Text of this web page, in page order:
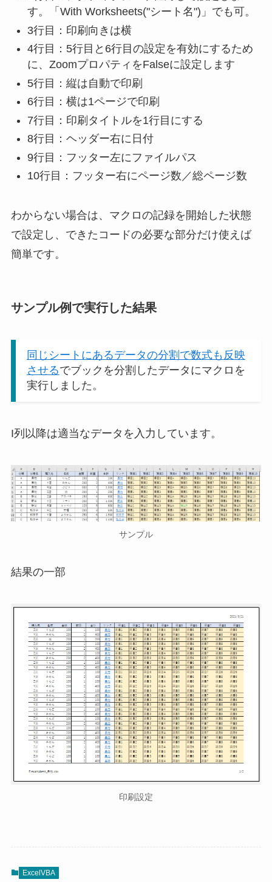
す。「With Worksheets("シート名")」でも可。
3行目：印刷向きは横
4行目：5行目と6行目の設定を有効にするため
に、ZoomプロパティをFalseに設定します
5行目：縦は自動で印刷
6行目：横は1ページで印刷
7行目：印刷タイトルを1行目にする
8行目：ヘッダー右に日付
9行目：フッター左にファイルパス
10行目：フッター右にページ数／総ページ数
わからない場合は、マクロの記録を開始した状態
で設定し、できたコードの必要な部分だけ使えば
簡単です。
サンプル例で実行した結果
同じシートにあるデータの分割で数式も反映
させるでブックを分割したデータにマクロを
実行しました。
I列以降は適当なデータを入力しています。
サンプル
結果の一部
印刷設定
ExcelVBA